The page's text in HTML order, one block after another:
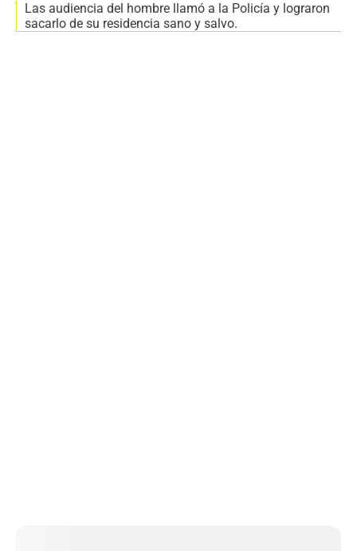
Las audiencia del hombre llamó a la Policía y lograron
sacarlo de su residencia sano y salvo.